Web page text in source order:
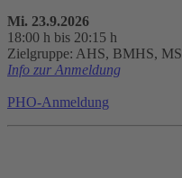
Mi. 23.9.2026
18:00 h bis 20:15 h
Zielgruppe: AHS, BMHS, MS
Info zur Anmeldung
PHO-Anmeldung